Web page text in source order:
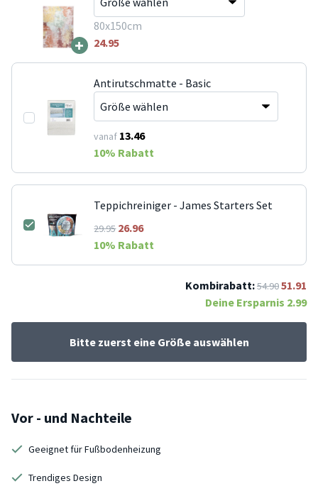
+
80x150cm
24.95
Antirutschmatte - Basic
vanaf 13.46
10% Rabatt
Teppichreiniger - James Starters Set
29.9526.96
10% Rabatt
Kombirabatt:54.9051.91
Deine Ersparnis 2.99
Bitte zuerst eine Größe auswählen
Vor - und Nachteile
Geeignet für Fußbodenheizung
Trendiges Design